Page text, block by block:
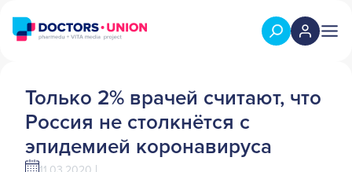
Только 2% врачей считают, что
Россия не столкнётся с
эпидемией коронавируса